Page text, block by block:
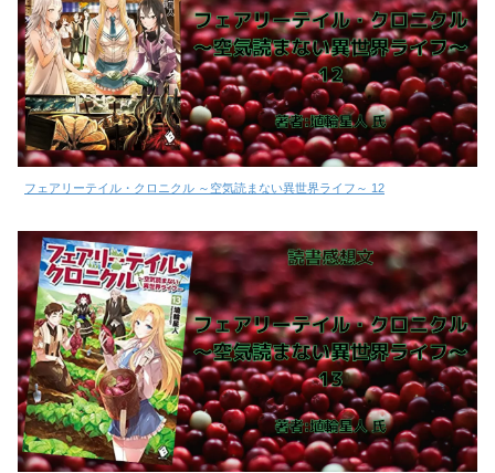
フェアリーテイル・クロニクル ～空気読まない異世界ライフ～ 12